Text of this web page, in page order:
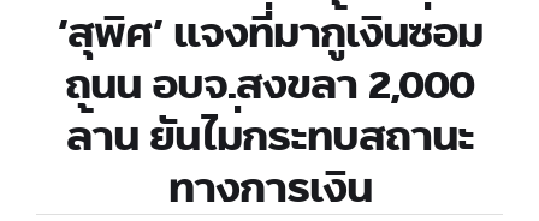
‘สุพิศ’ แจงที่มากู้เงินซ่อม
ถนน อบจ.สงขลา 2,000
ล้าน ยันไม่กระทบสถานะ
ทางการเงิน